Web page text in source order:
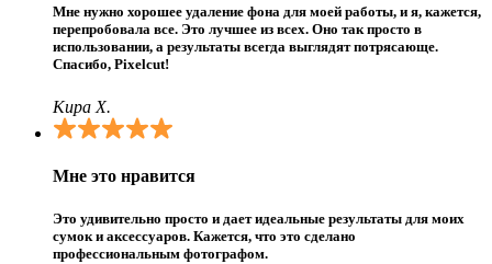
Мне нужно хорошее удаление фона для моей работы, и я, кажется,
перепробовала все. Это лучшее из всех. Оно так просто в
использовании, а результаты всегда выглядят потрясающе.
Спасибо, Pixelcut!
Кира Х.
Мне это нравится
Это удивительно просто и дает идеальные результаты для моих
сумок и аксессуаров. Кажется, что это сделано
профессиональным фотографом.